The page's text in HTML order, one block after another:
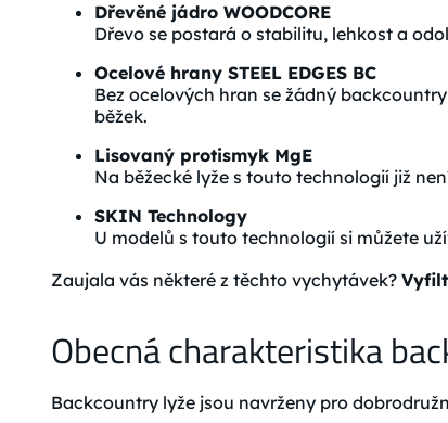
Dřevěné jádro WOODCORE
Dřevo se postará o stabilitu, lehkost a
Ocelové hrany STEEL EDGES BC
Bez ocelových hran se žádný
běžek.
Lisovaný protismyk MgE
Na běžecké lyže s touto technologií již
SKIN Technology
U modelů s touto technologií si můžete
Zaujala vás některé z těchto vychytávek?
Obecná charakteristika
Backcountry lyže jsou navrženy pro